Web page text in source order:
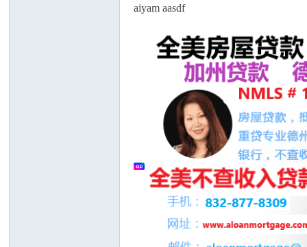
aiyam aasdf